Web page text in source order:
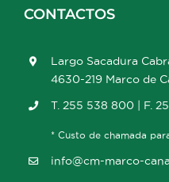
CONTACTOS
Largo Sacadura
4630-219 Marco de
T. 255 538 800 | F.
* Custo de chamada
info@cm-marco-